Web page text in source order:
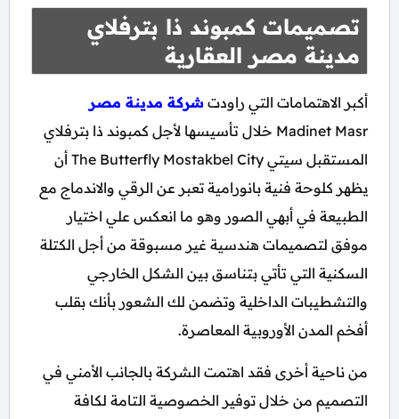
تصميمات كمبوند ذا بترفلاي
مدينة مصر العقارية
أكبر الاهتمامات التي راودت شركة مدينة مصر
Madinet Masr خلال تأسيسها لأجل كمبوند ذا بترفلاي
المستقبل سيتي The Butterfly Mostakbel City أن
يظهر كلوحة فنية بانورامية تعبر عن الرقي والاندماج مع
الطبيعة في أبهي الصور وهو ما انعكس علي اختيار
موفق لتصميمات هندسية غير مسبوقة من أجل الكتلة
السكنية التي تأتي بتناسق بين الشكل الخارجي
والتشطيبات الداخلية وتضمن لك الشعور بأنك بقلب
أفخم المدن الأوروبية المعاصرة.
من ناحية أخرى فقد اهتمت الشركة بالجانب الأمني في
التصميم من خلال توفير الخصوصية التامة لكافة